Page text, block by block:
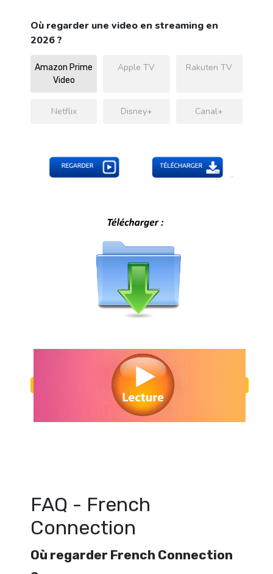
Où regarder une video en streaming en
2026 ?
Amazon Prime
Video
Apple TV Rakuten TV
Netflix Disney+ Canal+
FAQ - French
Connection
Où regarder French Connection